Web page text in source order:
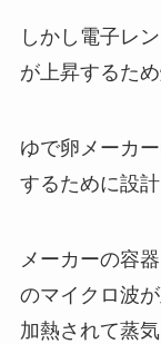
しかし電子レ
が上昇するた
ゆで卵メーカ
するために設計
メーカーの容
のマイクロ波
加熱されて蒸